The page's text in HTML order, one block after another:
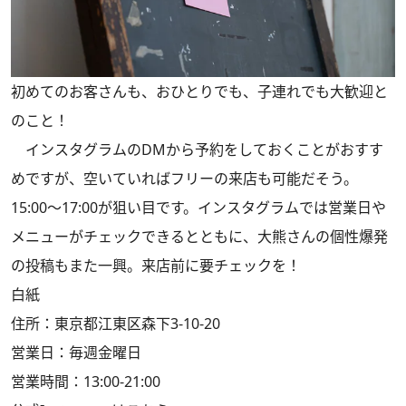
初めてのお客さんも、おひとりでも、子連れでも大歓迎と
のこと！
インスタグラムのDMから予約をしておくことがおすす
めですが、空いていればフリーの来店も可能だそう。
15:00〜17:00が狙い目です。インスタグラムでは営業日や
メニューがチェックできるとともに、大熊さんの個性爆発
の投稿もまた一興。来店前に要チェックを！
白紙
住所：東京都江東区森下3-10-20
営業日：毎週金曜日
営業時間：13:00-21:00